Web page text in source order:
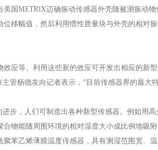
国METRIX迈确振动传感器外壳随被测振动
移幅值，然后利用惯性质量块与外壳的相对
应等。利用这些新的效应可开发出相应的新
管杨德友向记者表示，“目前传感器界的最大
步，人们可制造出各种新型传感器。例如用
物能随周围环境的相对湿度大小成比例地吸
苯乙烯薄膜温度传感器，具有测湿范围宽、